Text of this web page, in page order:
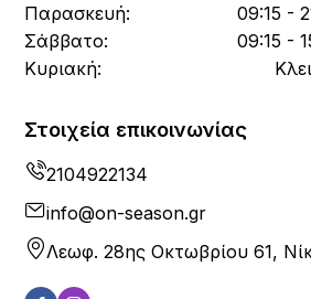
Παρασκευή:
09:15 -
Σάββατο:
09:15 -
Κυριακή:
Στοιχεία επικοινωνίας
2104922134
info@on-season.gr
Λεωφ. 28ης Οκτωβρίου 61,